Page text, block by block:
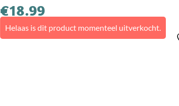
€18.99
Helaas is dit product momenteel uitverkocht.